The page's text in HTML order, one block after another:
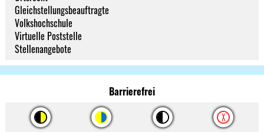
Gleichstellungsbeauftragte
Volkshochschule
Virtuelle Poststelle
Stellenangebote
Barrierefrei